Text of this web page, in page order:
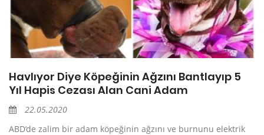
Havlıyor Diye Köpeğinin Ağzını Bantlayıp 5
Yıl Hapis Cezası Alan Cani Adam
22.05.2020
ABD’de zalim bir adam köpeğinin ağzını ve burnunu elektrik